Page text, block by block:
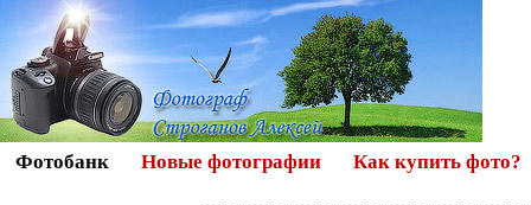
Фотобанк Новые фотографии Как купить фото?